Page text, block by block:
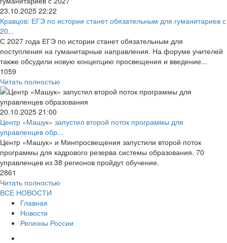
23.10.2025 22:22
Кравцов: ЕГЭ по истории станет обязательным для гуманитариев с
20...
С 2027 года ЕГЭ по истории станет обязательным для
поступления на гуманитарные направления. На форуме учителей
также обсудили новую концепцию просвещения и введение...
1059
Читать полностью
20.10.2025 21:00
Центр «Машук» запустил второй поток программы для
управленцев обр...
Центр «Машук» и Минпросвещения запустили второй поток
программы для кадрового резерва системы образования. 70
управленцев из 38 регионов пройдут обучение.
2861
Читать полностью
ВСЕ НОВОСТИ
Главная
Новости
Регионы России